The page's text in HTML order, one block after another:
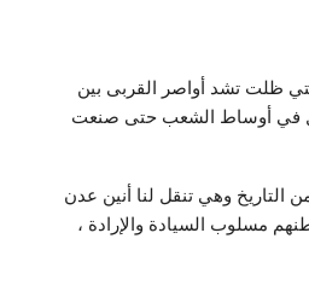
ظلت تشد أواصر القربى بين
في أوساط الشعب حتى صنعت
وهي تنقل لنا أنين عدن
مسلوب السيادة والإرادة ،